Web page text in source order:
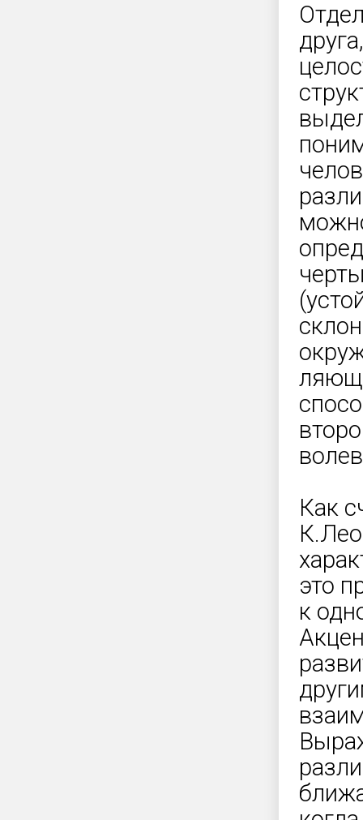
Как
это
к